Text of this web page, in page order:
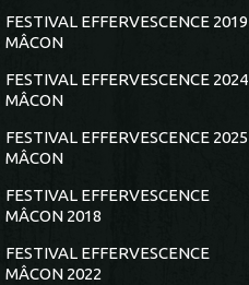
FESTIVAL EFFERVESCENCE 2019
MÂCON
FESTIVAL EFFERVESCENCE 2024
MÂCON
FESTIVAL EFFERVESCENCE 2025
MÂCON
FESTIVAL EFFERVESCENCE
MÂCON 2018
FESTIVAL EFFERVESCENCE
MÂCON 2022